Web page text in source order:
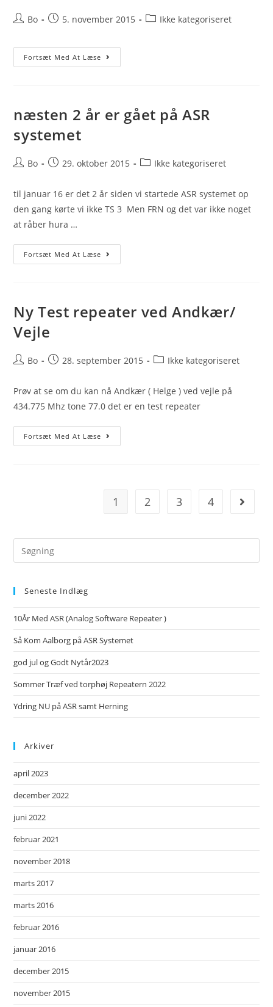
PostBo
Post5. november 2015
PostIkke kategoriseret
Fortsæt Med At Læse Repeater
Nyt
næsten 2 år er gået på ASR
systemet
PostBo
Post29. oktober 2015
PostIkke kategoriseret
til januar 16 er det 2 år siden vi startede ASR systemet op
den gang kørte vi ikke TS 3 Men FRN og det var ikke noget
at råber hura …
Fortsæt Med At Læse Næsten
2
ASR
Systemet
Ny Test repeater ved Andkær/
Vejle
PostBo
Post28. september 2015
PostIkke kategoriseret
Prøv at se om du kan nå Andkær ( Helge ) ved vejle på
434.775 Mhz tone 77.0 det er en test repeater
Fortsæt Med At Læse Ny
Test
1 2 3 4 Go to
Search
this
Seneste Indlæg
10År Med ASR (Analog Software Repeater )
Så Kom Aalborg på ASR Systemet
god jul og Godt Nytår2023
Sommer Træf ved torphøj Repeatern 2022
Ydring NU på ASR samt Herning
Arkiver
april 2023
december 2022
juni 2022
februar 2021
november 2018
marts 2017
marts 2016
februar 2016
januar 2016
december 2015
november 2015